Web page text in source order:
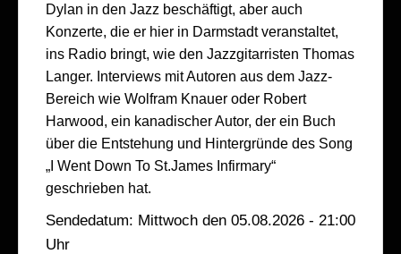
Dylan in den Jazz beschäftigt, aber auch
Konzerte, die er hier in Darmstadt veranstaltet,
ins Radio bringt, wie den Jazzgitarristen Thomas
Langer. Interviews mit Autoren aus dem Jazz-
Bereich wie Wolfram Knauer oder Robert
Harwood, ein kanadischer Autor, der ein Buch
über die Entstehung und Hintergründe des Song
„I Went Down To St.James Infirmary“
geschrieben hat.
Sendedatum: Mittwoch den 05.08.2026 - 21:00
Uhr